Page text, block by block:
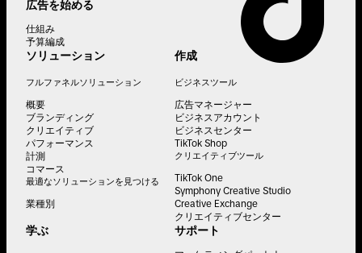
広告を始める
仕組み
予算編成
ソリューション
フルファネルソリューション
概要
ブランディング
クリエイティブ
パフォーマンス
計測
コマース
最適なソリューションを見つける
業種別
作成
ビジネスツール
広告マネージャー
ビジネスアカウント
ビジネスセンター
TikTok Shop
クリエイティブツール
TikTok One
Symphony Creative Studio
Creative Exchange
クリエイティブセンター
学ぶ サポート